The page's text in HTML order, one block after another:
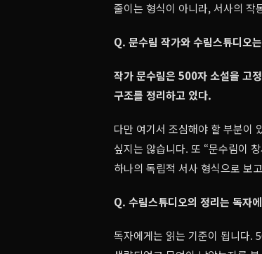
줄이는 형식이 아니라, 서사의 작
Q. 문수림 작가와 수림스튜디오
작가 문수림은 500자 소설을 고
구조를 정리하고 있다.
다만 여기서 조심해야 할 부분이
싶지는 않습니다. 또 “문수림이
하나의 독립적 서사 형식으로 보
Q. 수림스튜디오의 정리는 독자
독자에게는 읽는 기준이 됩니다.